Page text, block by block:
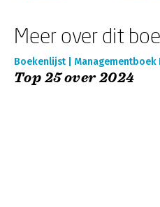
Meer over dit
Boekenlijst | Managementboek
Top 25 over 2024